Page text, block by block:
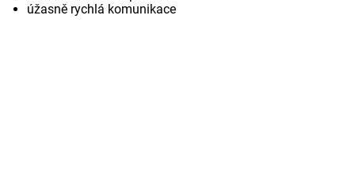
úžasně rychlá komunikace